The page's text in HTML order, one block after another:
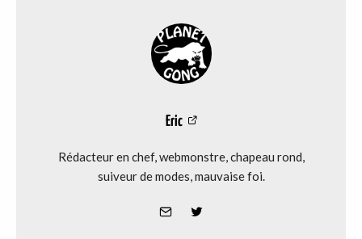
Eric
Rédacteur en chef, webmonstre, chapeau rond,
suiveur de modes, mauvaise foi.